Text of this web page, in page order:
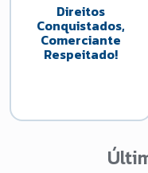
Direitos
Conquistados,
Comerciante
Respeitado!